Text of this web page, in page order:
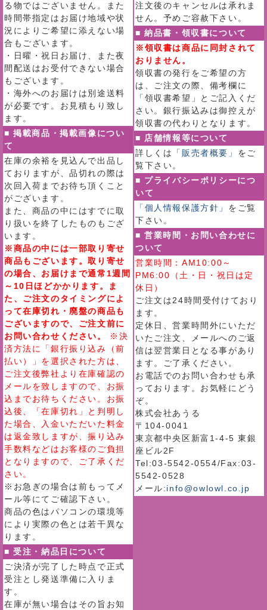
る物ではございません。また
時間帯指定はお届け地域や状
況によりご希望に添えない場
合もございます。
・日曜・祝日お届け、また夜
間配送はお受付できない場合
もございます。
・海外へのお届けは別途送料
が必要です。お見積もり致し
ます。
■ 掲載商品・掲載画像につい
て
在庫の余裕を見込んで出品し
ておりますが、品切れの際は
次回入荷までお待ち頂くこと
がございます。
また、商品の中にはすでに取
り扱いを終了したものもござ
います。
※商品の中には一部取り寄せ
商品もございます。取り寄せ
の場合、お届けまで通常1週間
～10日ほどかかります。ま
た、ご注文のタイミングによ
って在庫切れ・廃盤の商品も
ございますので、ご注文前に
お問い合わせください。
※決
済方法に「銀行振り込み（前
払い）」を選択された方は、
ご注文後弊社より在庫確認の
メールを致しますので、お振
込までお待ちください。お振
込後、「在庫切れ」と判明し
た場合、入金いただいた料金
は返金致しますが、振り込み
手数料などはお客様のご負担
となりますので、ご了承くだ
さい。
※お急ぎの場合は前もってメ
ール等にてご確認下さい。
商品の色はパソコンの環境等
により実際の色とは若干異な
ります。
■ 受注・納品日について
ご決済が完了した時点で正式
受注とし発送準備に入りま
す。
在庫が無い場合はその旨お知
注文後のキャンセルは承れま
せん。予めご容赦下さい。
■ 納品書・領収書について
※領収書は商品に同封されて
おりません。
領収書の発行をご希望の方
は、ご注文の際、備考欄に
「領収書希望」とご記入くだ
さい。銀行振込みは御控えが
領収書の代わりとなります。
■ 店舗情報等について
詳しくは
「販売者概要」 をご
覧下さい。
■ プライバシーポリシーにつ
いて
「個人情報保護方針」 をご覧
下さい。
■ 営業時間・お問い合わせに
ついて
営業時間：AM10:00～
PM6:00（土・日・祝日は定
休日）
ご注文は24時間受付けており
ます。
定休日、営業時間外にいただ
いたご注文、メールへのご返
信は翌営業日となる事があり
ます。ご了承ください。
お電話でのお問い合わせも承
っております。お気軽にどう
ぞ。
株式会社あうる
〒104-0041
東京都中央区新富1-4-5 東銀
座ビル2F
Tel:03-5542-0554/Fax:03-
5542-0528
メール:info@owlowl.co.jp